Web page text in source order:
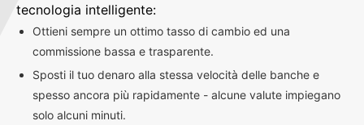
tecnologia intelligente:
Ottieni sempre un ottimo tasso di cambio ed una
commissione bassa e trasparente.
Sposti il tuo denaro alla stessa velocità delle banche e
spesso ancora più rapidamente - alcune valute impiegano
solo alcuni minuti.